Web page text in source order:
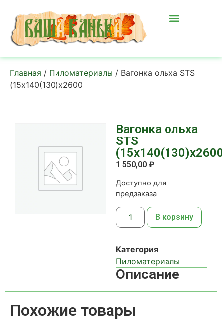
Главная / Пиломатериалы / Вагонка ольха STS
(15х140(130)х2600
Вагонка ольха
STS
1 550,00 ₽
Доступно для
предзаказа
В корзину
Категория
Пиломатериалы
Описание
Похожие товары